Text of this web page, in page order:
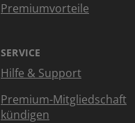
Premiumvorteile
SERVICE
Hilfe & Support
Premium-Mitgliedschaft
kündigen